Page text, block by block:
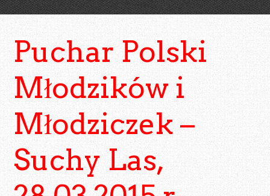
Puchar Polski
Młodzików i
Młodziczek –
Suchy Las,